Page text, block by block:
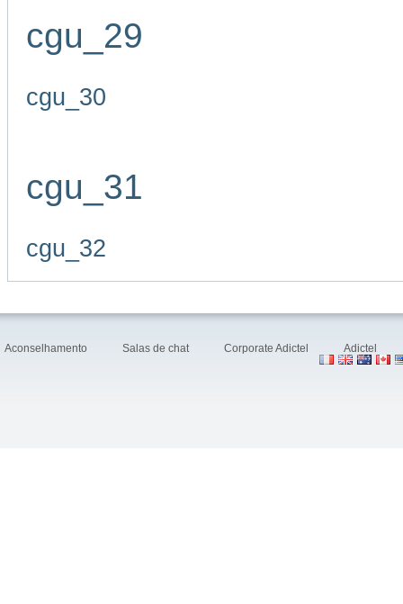
cgu_29
cgu_30
cgu_31
cgu_32
Aconselhamento Salas de chat Corporate Adictel Adictel